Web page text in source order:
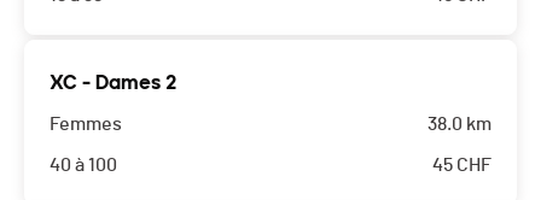
XC - Dames 2
Femmes
40 à 100
38.0 km
45 CHF